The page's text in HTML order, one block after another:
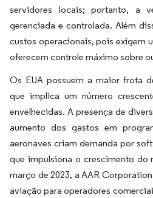
servidores locais; portanto, a
gerenciada e controlada. Além
custos operacionais, pois exigem
oferecem controle máximo sobre
Os EUA possuem a maior frota
que implica um número
envelhecidas. A presença de
aumento dos gastos em
aeronaves criam demanda por
que impulsiona o crescimento do
março de 2023, a AAR
aviação para operadores